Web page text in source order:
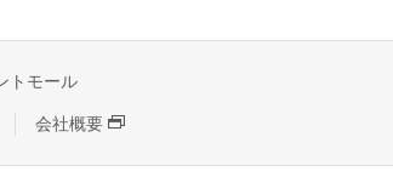
トモール
会社概要